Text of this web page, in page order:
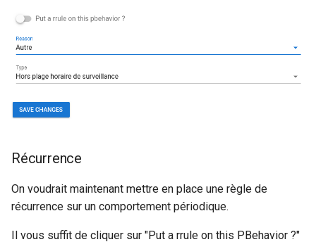
Récurrence
On voudrait maintenant mettre en place une règle de
récurrence sur un comportement périodique.
Il vous suffit de cliquer sur "Put a rrule on this PBehavior ?"